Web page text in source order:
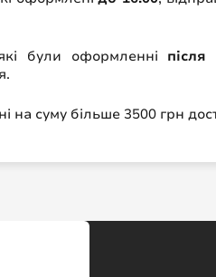
були оформленні після
на суму більше 3500 грн